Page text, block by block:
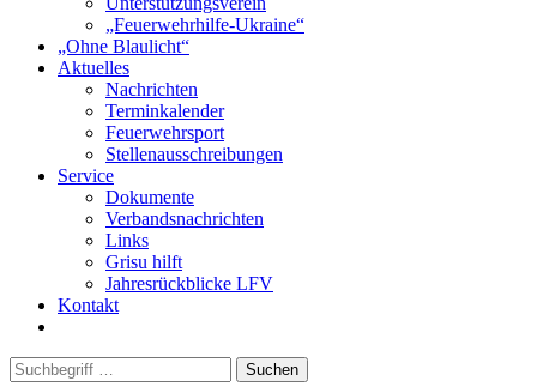
„Feuerwehrhilfe-Ukraine“
„Ohne Blaulicht“
Aktuelles
Nachrichten
Terminkalender
Feuerwehrsport
Stellenausschreibungen
Service
Dokumente
Verbandsnachrichten
Links
Grisu hilft
Jahresrückblicke LFV
Kontakt
Suchen